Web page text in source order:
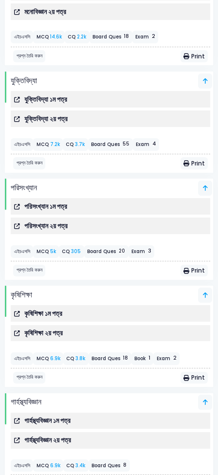
মনোবিজ্ঞান ২য় পত্র
এইচএসসি MCQ 14.6k CQ2.2k Board Ques 18 Exam 2
প্রশ্ন তৈরি করুন Print
যুক্তিবিদ্যা
যুক্তিবিদ্যা ১ম পত্র
যুক্তিবিদ্যা ২য় পত্র
এইচএসসি MCQ 7.2k CQ3.7k Board Ques 55 Exam 4
প্রশ্ন তৈরি করুন Print
পরিসংখ্যান
পরিসংখ্যান ১ম পত্র
পরিসংখ্যান ২য় পত্র
এইচএসসি MCQ 5k CQ305 Board Ques 20 Exam 3
প্রশ্ন তৈরি করুন Print
কৃষিশিক্ষা
কৃষিশিক্ষা ১ম পত্র
কৃষিশিক্ষা ২য় পত্র
এইচএসসি MCQ 6.9k CQ3.8k Board Ques 18 Book 1 Exam 2
প্রশ্ন তৈরি করুন Print
গার্হস্থ্যবিজ্ঞান
গার্হস্থ্যবিজ্ঞান ১ম পত্র
গার্হস্থ্যবিজ্ঞান ২য় পত্র
এইচএসসি MCQ 6.9k CQ3.4k Board Ques 8